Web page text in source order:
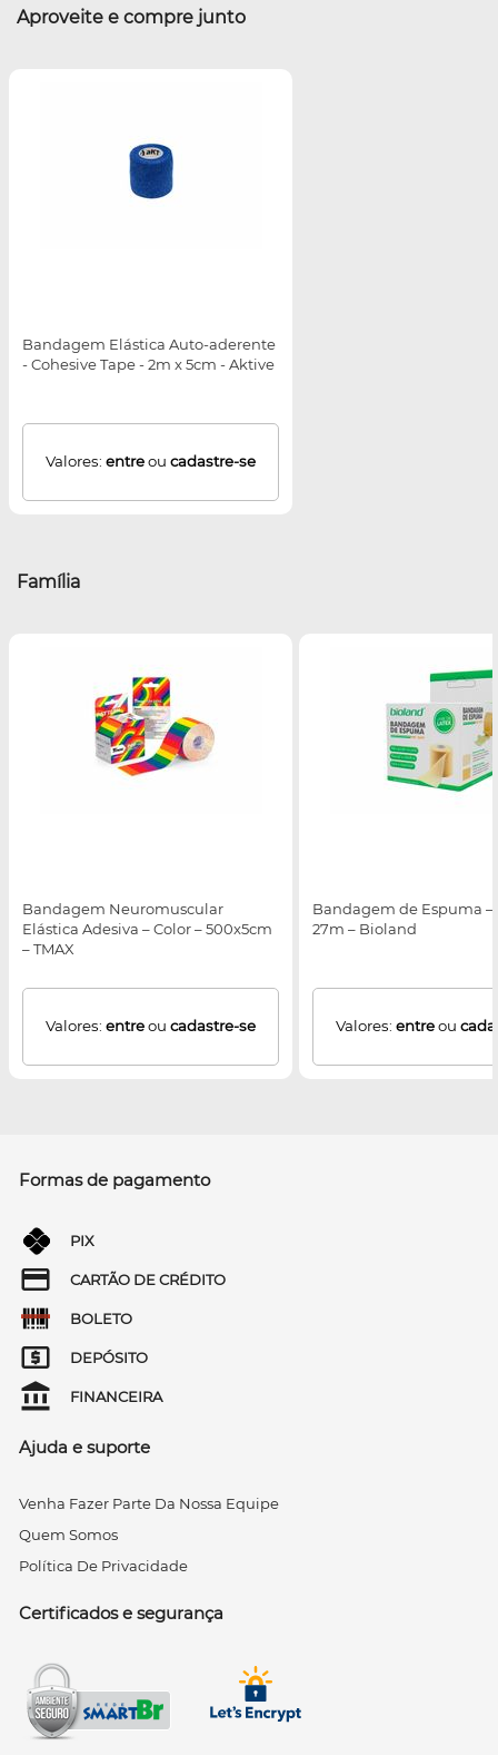
Aproveite e compre junto
Bandagem Elástica Auto-aderente
- Cohesive Tape - 2m x 5cm - Aktive
Valores: entreou cadastre-se
Família
Bandagem Neuromuscular
Elástica Adesiva – Color – 500x5cm
– TMAX
Valores: entreou cadastre-se
Bandagem de Espuma –
27m – Bioland
Valores: entreou
Formas de pagamento
PIX
CARTÃO DE CRÉDITO
BOLETO
DEPÓSITO
FINANCEIRA
Ajuda e suporte
Venha Fazer Parte Da Nossa Equipe
Quem Somos
Política De Privacidade
Certificados e segurança